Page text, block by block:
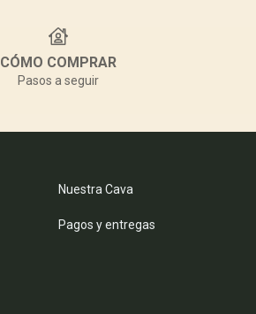
CÓMO COMPRAR
Pasos a seguir
Nuestra Cava
Pagos y entregas